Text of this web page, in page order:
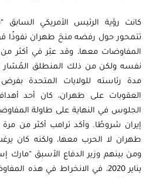
كانت رؤية الرئيس الأمريكي السابق
تتمحور حول رفضه منحَ طهران نفوذًا
المفاوضات معها، وقد عبّر في أكثر
نفسه ولكن من ذلك المنطلق المُشار
مدة رئاسته للولايات المتحدة
العقوبات على طهران، كان أحد
الجلوس في النهاية على طاولة
إيران شروطًا. وأكد ترامب أكثر من
طهران لا الحرب معها، ولكنه كان
يناير 2020، في الانخراط في هذه